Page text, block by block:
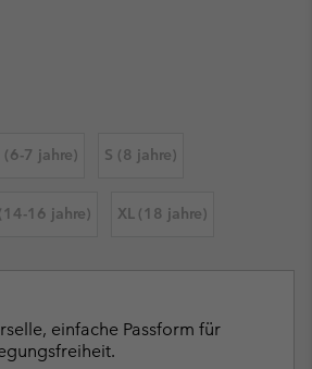
(6-7 jahre) S (8 jahre)
16 jahre) XL (18 jahre)
einfache Passform für